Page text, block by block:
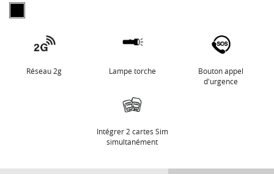
Réseau 2g Lampe torche
Bouton appel
d'urgence
Intégrer 2 cartes Sim
simultanément